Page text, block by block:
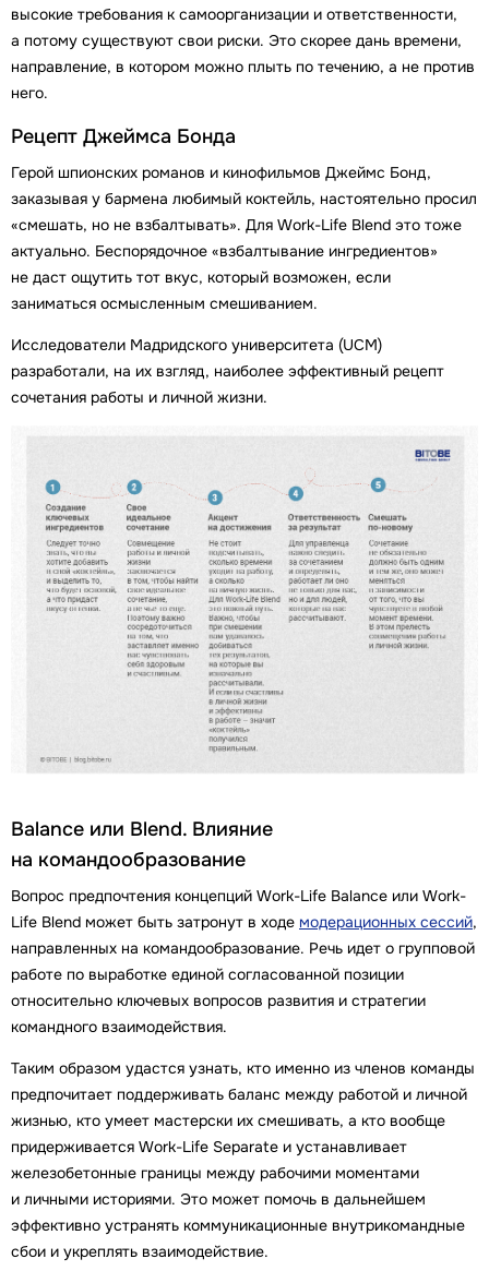
высокие требования к самоорганизации и ответственности,
а потому существуют свои риски. Это скорее дань времени,
направление, в котором можно плыть по течению, а не против
него.
Рецепт Джеймса Бонда
Герой шпионских романов и кинофильмов Джеймс Бонд,
заказывая у бармена любимый коктейль, настоятельно просил
«смешать, но не взбалтывать». Для Work-Life Blend это тоже
актуально. Беспорядочное «взбалтывание ингредиентов»
не даст ощутить тот вкус, который возможен, если
заниматься осмысленным смешиванием.
Исследователи Мадридского университета (UCM)
разработали, на их взгляд, наиболее эффективный рецепт
сочетания работы и личной жизни.
Balance или Blend. Влияние
на командообразование
Вопрос предпочтения концепций Work-Life Balance или Work-
Life Blend может быть затронут в ходе модерационных сессий,
направленных на командообразование. Речь идет о групповой
работе по выработке единой согласованной позиции
относительно ключевых вопросов развития и стратегии
командного взаимодействия.
Таким образом удастся узнать, кто именно из членов команды
предпочитает поддерживать баланс между работой и личной
жизнью, кто умеет мастерски их смешивать, а кто вообще
придерживается Work-Life Separate и устанавливает
железобетонные границы между рабочими моментами
и личными историями. Это может помочь в дальнейшем
эффективно устранять коммуникационные внутрикомандные
сбои и укреплять взаимодействие.